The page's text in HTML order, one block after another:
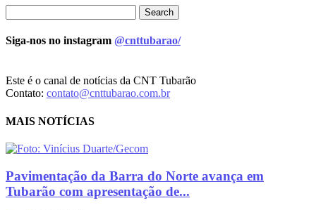
Siga-nos no instagram @cnttubarao/
Este é o canal de notícias da CNT Tubarão
Contato: contato@cnttubarao.com.br
MAIS NOTÍCIAS
Pavimentação da Barra do Norte avança em
Tubarão com apresentação de...